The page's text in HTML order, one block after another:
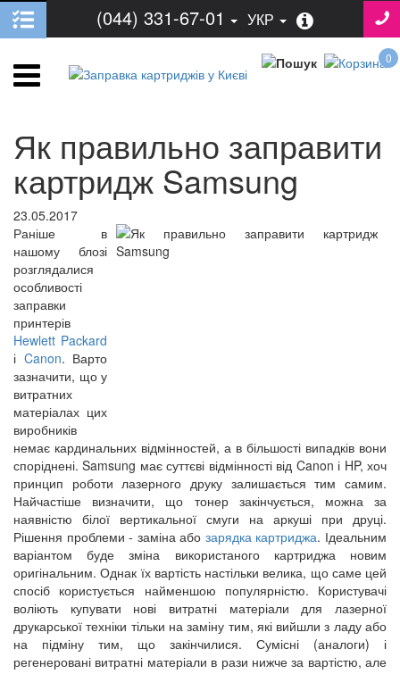
(044) 331-67-01 УКР
0
Як правильно заправити
картридж Samsung
23.05.2017
Раніше в
нашому блозі
розглядалися
особливості
заправки
принтерів
Hewlett Packard
і Canon. Варто
зазначити, що у
витратних
матеріалах цих
виробників
немає кардинальних відмінностей, а в більшості випадків вони
споріднені. Samsung має суттєві відмінності від Canon і HP, хоч
принцип роботи лазерного друку залишається тим самим.
Найчастіше визначити, що тонер закінчується, можна за
наявністю білої вертикальної смуги на аркуші при друці.
Рішення проблеми - заміна або зарядка картриджа. Ідеальним
варіантом буде зміна використаного картриджа новим
оригінальним. Однак їх вартість настільки велика, що саме цей
спосіб користується найменшою популярністю. Користувачі
воліють купувати нові витратні матеріали для лазерної
друкарської техніки тільки на заміну тим, які вийшли з ладу або
на підміну тим, що закінчилися. Сумісні (аналоги) і
регенеровані витратні матеріали в рази нижче за вартістю, але